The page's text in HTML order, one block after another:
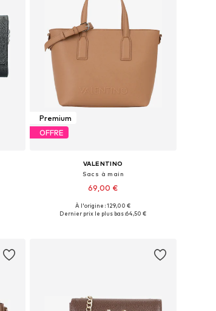
Premium
OFFRE
VALENTINO
Sacs à main
69,00 €
Tailles disponibles: One Size
À l'origine : 129,00 €
Dernier prix le plus bas :64,50 €